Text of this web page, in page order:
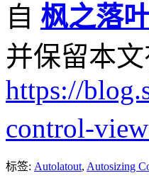
自 枫之落
并保留本文
https://
control-
标签: Autolatout, Autosizing